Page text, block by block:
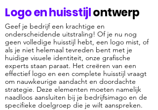
Logo en huisstijlontwerp
Geef je bedrijf een krachtige en
onderscheidende uitstraling! Of je nu nog
geen volledige huisstijl hebt, een logo mist, of
als je niet helemaal tevreden bent met je
huidige visuele identiteit, onze grafische
experts staan paraat. Het creëren van een
effectief logo en een complete huisstijl vraagt
om nauwkeurige aandacht en doordachte
strategie. Deze elementen moeten namelijk
naadloos aansluiten bij je bedrijfsimago en de
specifieke doelgroep die je wilt aanspreken.